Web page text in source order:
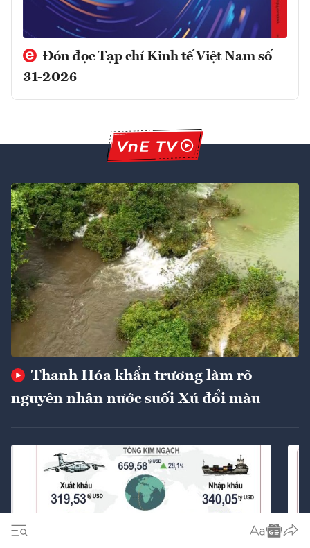
Đón đọc Tạp chí Kinh tế Việt Nam số
31-2026
Thanh Hóa khẩn trương làm rõ
nguyên nhân nước suối Xú đổi màu